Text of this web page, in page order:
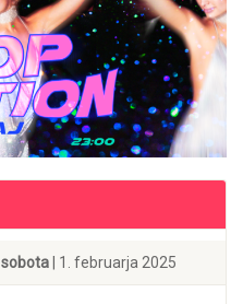
sobota | 1. februarja 2025